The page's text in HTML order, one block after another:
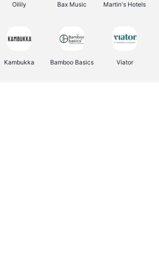
Oilily Bax Music Martin's Hotels
Kambukka Bamboo Basics Viator